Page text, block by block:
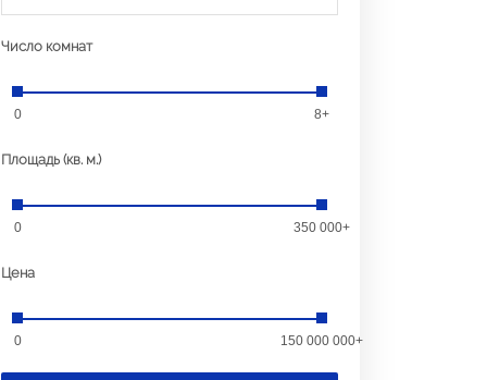
Число комнат
0 8+
Площадь (кв. м.)
0 350 000+
Цена
0 150 000 000+